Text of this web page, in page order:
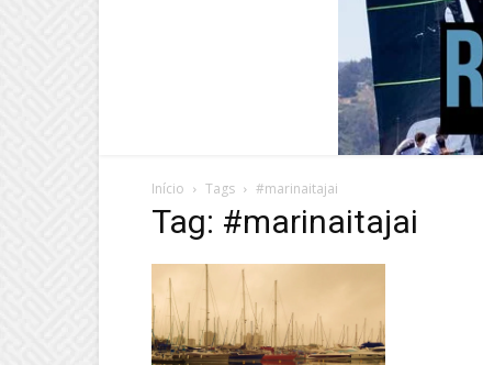
Início Tags #marinaitajai
Tag: #marinaitajai